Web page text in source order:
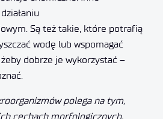
Są też takie, które potrafią
wodę lub wspomagać
dobrze je wykorzystać –
polega na tym,
cechach morfologicznych,